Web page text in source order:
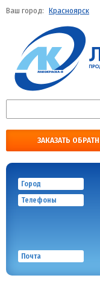
Ваш город: Красноярск
ЗАКАЗАТЬ
Город
Телефоны
Почта